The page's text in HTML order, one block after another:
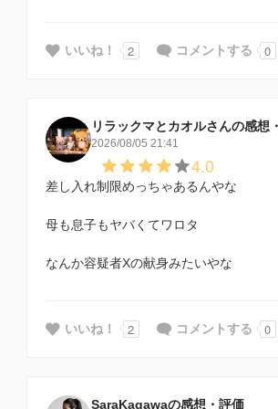
いいね！ 2 コメントする 0
リラックマとカオルさんの感想
2026/08/05 21:41
4.0
差し入れ制限めっちゃあるんやな
母も息子もヤバくてワロタ
なんか容疑者Xの献身みたいやな
いいね！ 2 コメントする 0
SaraKagawaの感想・評価